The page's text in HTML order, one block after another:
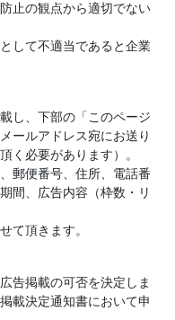
止の観点から適切でない
して不適当であると企業
し、下部の「このページ
ールアドレス宛にお送り
く必要があります）。
便番号、住所、電話番
間、広告内容（枠数・リ
て頂きます。
告掲載の可否を決定しま
載決定通知書において申